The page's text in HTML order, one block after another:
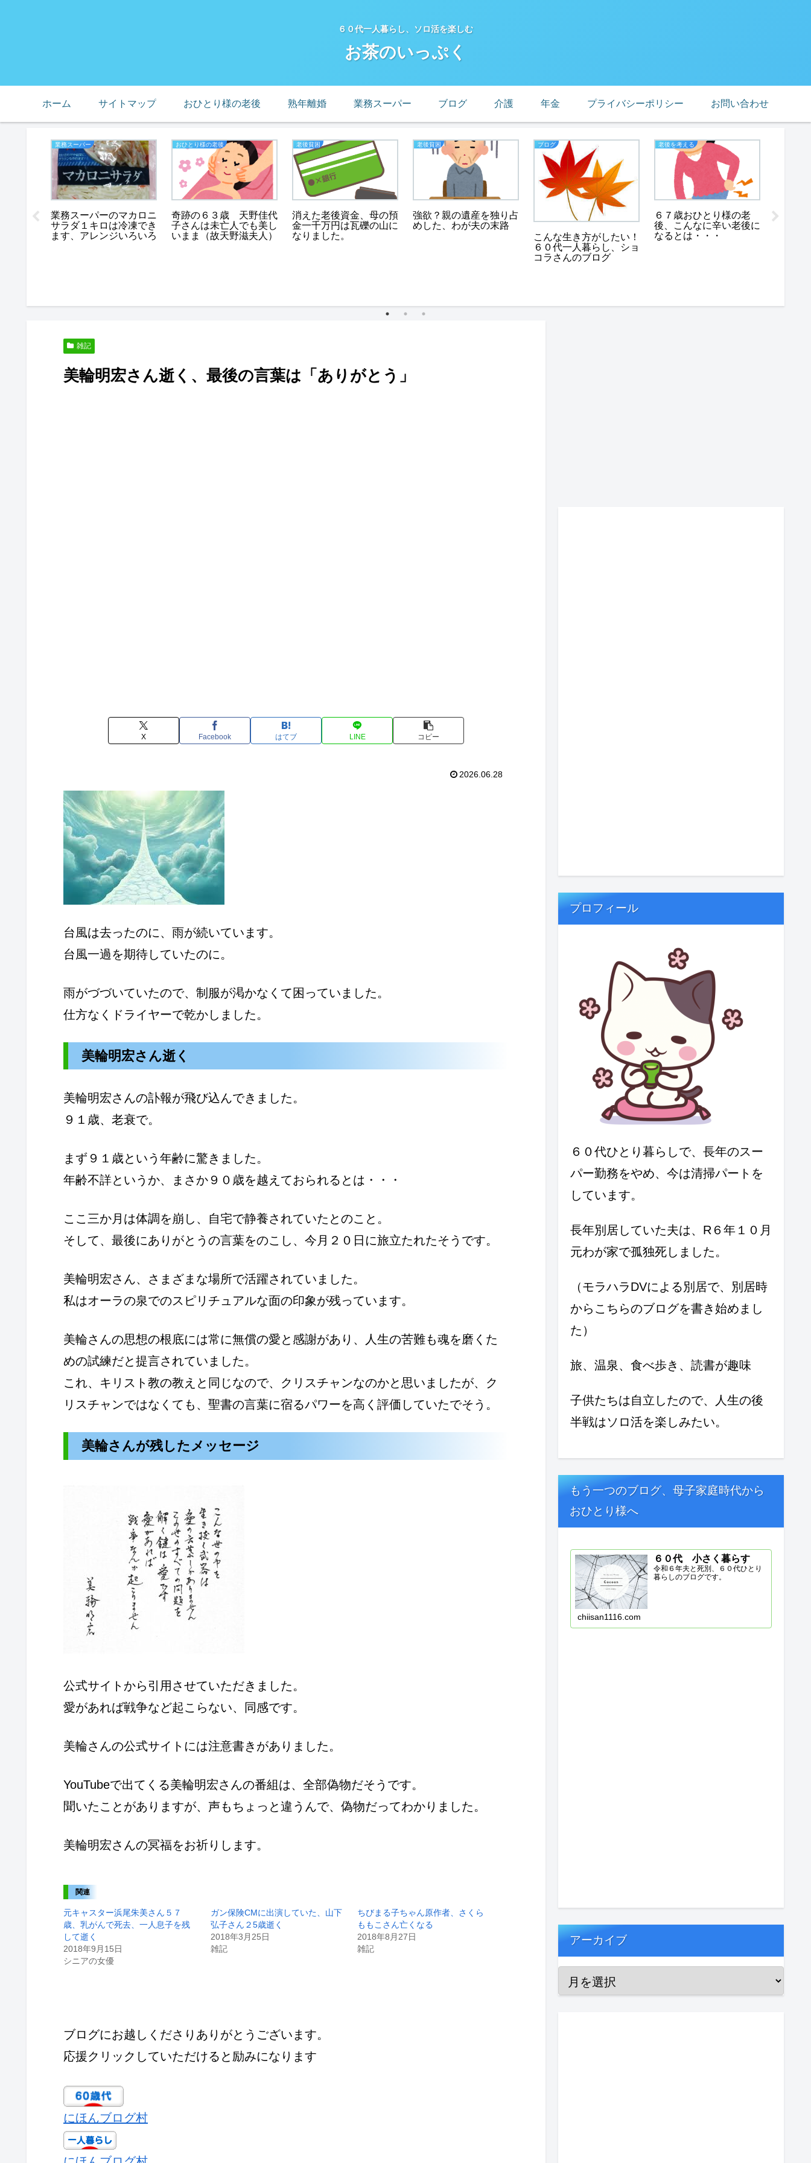
６０代一人暮らし、ソロ活を楽しむ
お茶のいっぷく
ホーム サイトマップ おひとり様の老後 熟年離婚 業務スーパー ブログ 介護 年金 プライバシーポリシー お問い合わせ
業務スーパー
業務スーパーのマカロニ
サラダ１キロは冷凍でき
ます、アレンジいろいろ
おひとり様の老後
奇跡の６３歳 天野佳代
子さんは未亡人でも美し
いまま（故天野滋夫人）
老後貧困
消えた老後資金、母の預
金一千万円は瓦礫の山に
なりました。
老後貧困
強欲？親の遺産を独り占
めした、わが夫の末路
ブログ
こんな生き方がしたい！
６０代一人暮らし、ショ
コラさんのブログ
老後を考える
６７歳おひとり様の老
後、こんなに辛い老後に
なるとは・・・
雑記
美輪明宏さん逝く、最後の言葉は「ありがとう」
X Facebook はてブ LINE コピー
2026.06.28
台風は去ったのに、雨が続いています。
台風一過を期待していたのに。
雨がづづいていたので、制服が渇かなくて困っていました。
仕方なくドライヤーで乾かしました。
美輪明宏さん逝く
美輪明宏さんの訃報が飛び込んできました。
９１歳、老衰で。
まず９１歳という年齢に驚きました。
年齢不詳というか、まさか９０歳を越えておられるとは・・・
ここ三か月は体調を崩し、自宅で静養されていたとのこと。
そして、最後にありがとうの言葉をのこし、今月２０日に旅立たれたそうです。
美輪明宏さん、さまざまな場所で活躍されていました。
私はオーラの泉でのスピリチュアルな面の印象が残っています。
美輪さんの思想の根底には常に無償の愛と感謝があり、人生の苦難も魂を磨くた
めの試練だと提言されていました。
これ、キリスト教の教えと同じなので、クリスチャンなのかと思いましたが、ク
リスチャンではなくても、聖書の言葉に宿るパワーを高く評価していたでそう。
美輪さんが残したメッセージ
公式サイトから引用させていただきました。
愛があれば戦争など起こらない、同感です。
美輪さんの公式サイトには注意書きがありました。
YouTubeで出てくる美輪明宏さんの番組は、全部偽物だそうです。
聞いたことがありますが、声もちょっと違うんで、偽物だってわかりました。
美輪明宏さんの冥福をお祈りします。
関連
元キャスター浜尾朱美さん５７
歳、乳がんで死去、一人息子を残
して逝く
2018年9月15日
シニアの女優
ガン保険CMに出演していた、山下
弘子さん２5歳逝く
2018年3月25日
雑記
ちびまる子ちゃん原作者、さくら
ももこさん亡くなる
2018年8月27日
雑記
ブログにお越しくださりありがとうございます。
応援クリックしていただけると励みになります
にほんブログ村
プロフィール
６０代ひとり暮らしで、長年のスー
パー勤務をやめ、今は清掃パートを
しています。
長年別居していた夫は、R６年１０月
元わが家で孤独死しました。
（モラハラDVによる別居で、別居時
からこちらのブログを書き始めまし
た）
旅、温泉、食べ歩き、読書が趣味
子供たちは自立したので、人生の後
半戦はソロ活を楽しみたい。
もう一つのブログ、母子家庭時代から
おひとり様へ
６０代 小さく暮らす
令和６年夫と死別、６０代ひとり
暮らしのブログです。
chiisan1116.com
アーカイブ